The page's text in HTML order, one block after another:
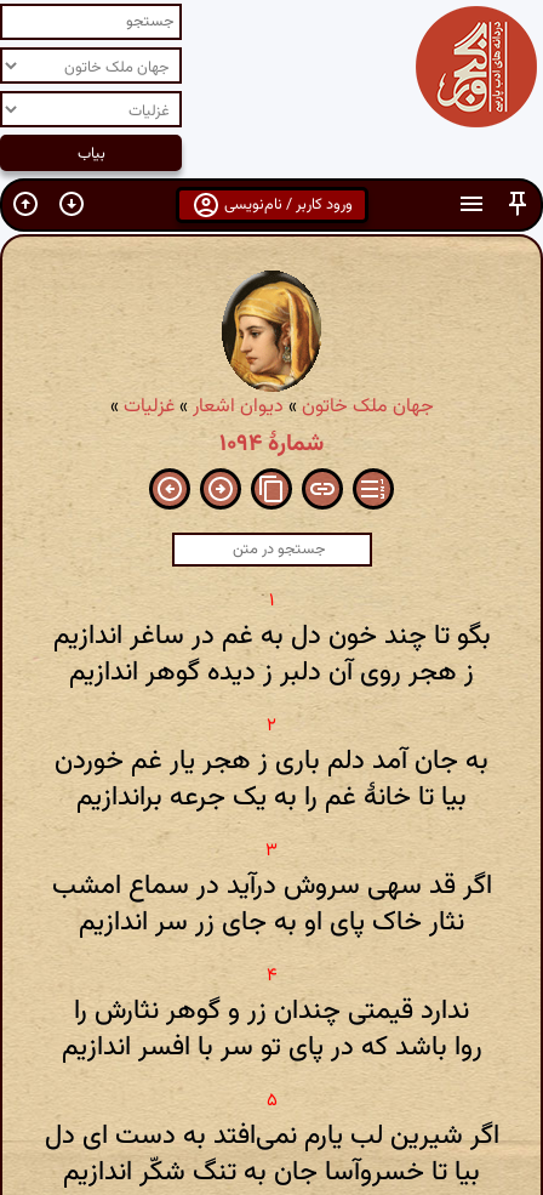
ورود کاربر / نام‌نویسی
جهان ملک خاتون»دیوان اشعار»غزلیات»
شمارهٔ ۱۰۹۴
بگو تا چند خون دل به غم در ساغر اندازیم
ز هجر روی آن دلبر ز دیده گوهر اندازیم
به جان آمد دلم باری ز هجر یار غم خوردن
بیا تا خانهٔ غم را به یک جرعه براندازیم
اگر قد سهی سروش درآید در سماع امشب
نثار خاک پای او به جای زر سر اندازیم
ندارد قیمتی چندان زر و گوهر نثارش را
روا باشد که در پای تو سر با افسر اندازیم
اگر شیرین لب یارم نمی‌افتد به دست ای دل
بیا تا خسروآسا جان به تنگ شکّر اندازیم